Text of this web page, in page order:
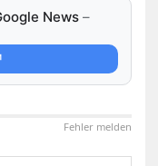
News –
Fehler melden